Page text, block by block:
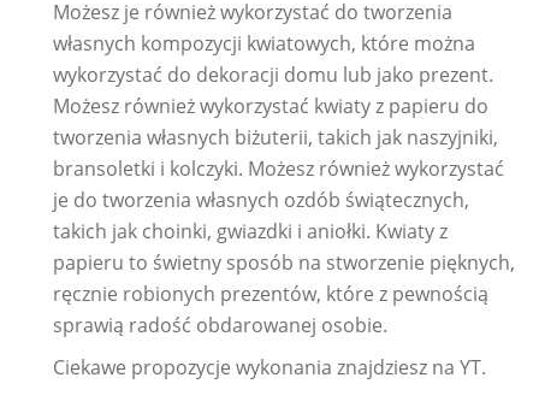
Możesz je również wykorzystać do tworzenia
własnych kompozycji kwiatowych, które można
wykorzystać do dekoracji domu lub jako prezent.
Możesz również wykorzystać kwiaty z papieru do
tworzenia własnych biżuterii, takich jak naszyjniki,
bransoletki i kolczyki. Możesz również wykorzystać
je do tworzenia własnych ozdób świątecznych,
takich jak choinki, gwiazdki i aniołki. Kwiaty z
papieru to świetny sposób na stworzenie pięknych,
ręcznie robionych prezentów, które z pewnością
sprawią radość obdarowanej osobie.
Ciekawe propozycje wykonania znajdziesz na YT.